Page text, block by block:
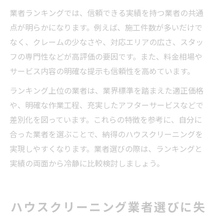
業者ランキングでは、信頼できる実績を持つ業者の共通
点が明らかになります。例えば、施工件数が多いだけで
なく、クレームの少なさや、対応エリアの広さ、スタッ
フの専門性などが高評価の要因です。また、料金相場や
サービス内容の明確な提示も信頼性を高めています。
ランキング上位の業者は、業界標準を踏まえた適正価格
や、明確な作業工程、充実したアフターサービスなどで
差別化を図っています。これらの特徴を参考に、自分に
合った業者を選ぶことで、納得のハウスクリーニングを
実現しやすくなります。業者選びの際は、ランキングと
実績の両面から冷静に比較検討しましょう。
ハウスクリーニング業者選びに失